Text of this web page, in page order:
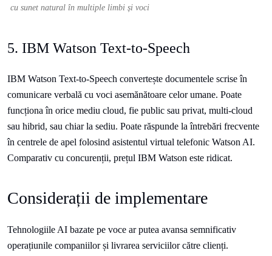
cu sunet natural în multiple limbi și voci
5. IBM Watson Text-to-Speech
IBM Watson Text-to-Speech convertește documentele scrise în
comunicare verbală cu voci asemănătoare celor umane. Poate
funcționa în orice mediu cloud, fie public sau privat, multi-cloud
sau hibrid, sau chiar la sediu. Poate răspunde la întrebări frecvente
în centrele de apel folosind asistentul virtual telefonic Watson AI.
Comparativ cu concurenții, prețul IBM Watson este ridicat.
Considerații de implementare
Tehnologiile AI bazate pe voce ar putea avansa semnificativ
operațiunile companiilor și livrarea serviciilor către clienți.